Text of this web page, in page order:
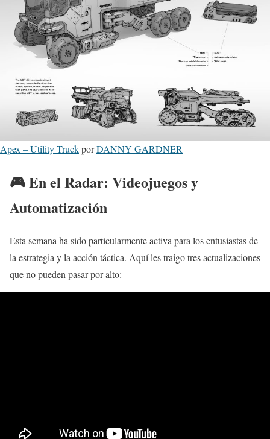
Apex – Utility TruckporDANNY GARDNER
🎮 En el Radar: Videojuegos y
Automatización
Esta semana ha sido particularmente activa para los entusiastas de
la estrategia y la acción táctica. Aquí les traigo tres actualizaciones
que no pueden pasar por alto: